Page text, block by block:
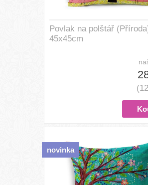
Povlak na polštář
45x45cm
novinka